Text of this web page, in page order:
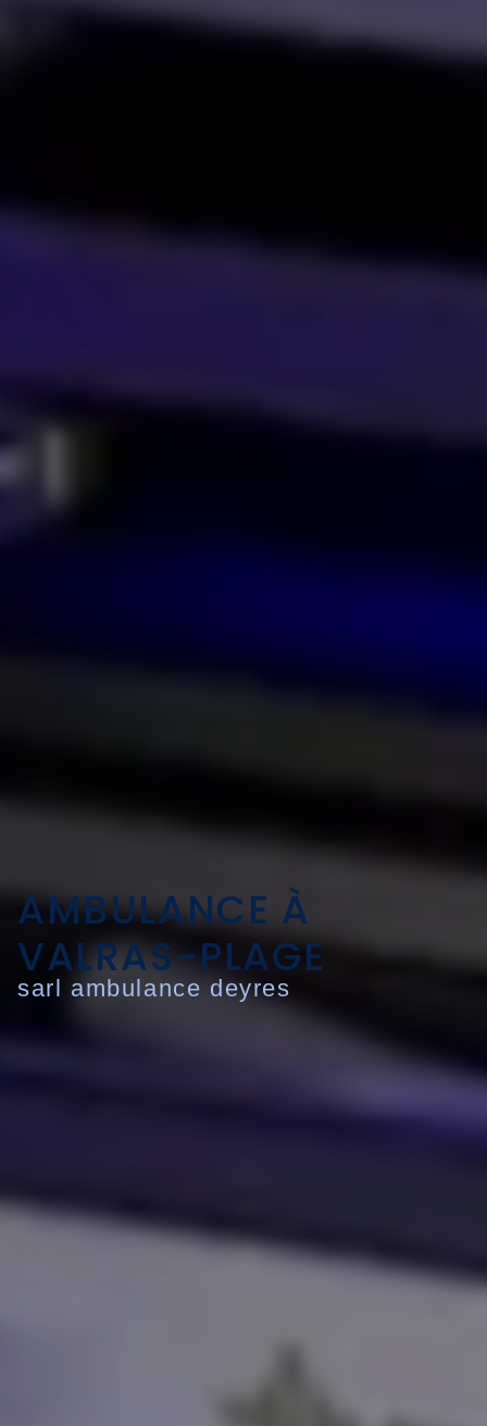
AMBULANCE À
VALRAS-PLAGE
sarl ambulance deyres